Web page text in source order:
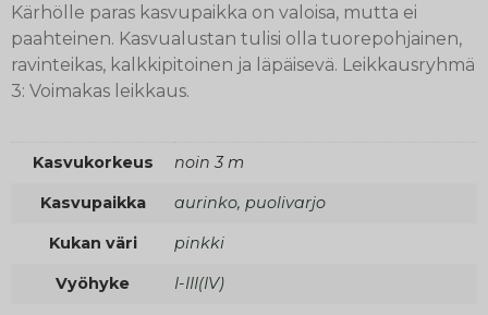
Kärhölle paras kasvupaikka on valoisa, mutta ei
paahteinen. Kasvualustan tulisi olla tuorepohjainen,
ravinteikas, kalkkipitoinen ja läpäisevä. Leikkausryhmä
3: Voimakas leikkaus.
Kasvukorkeus noin 3 m
Kasvupaikka aurinko, puolivarjo
Kukan väri pinkki
Vyöhyke I-III(IV)